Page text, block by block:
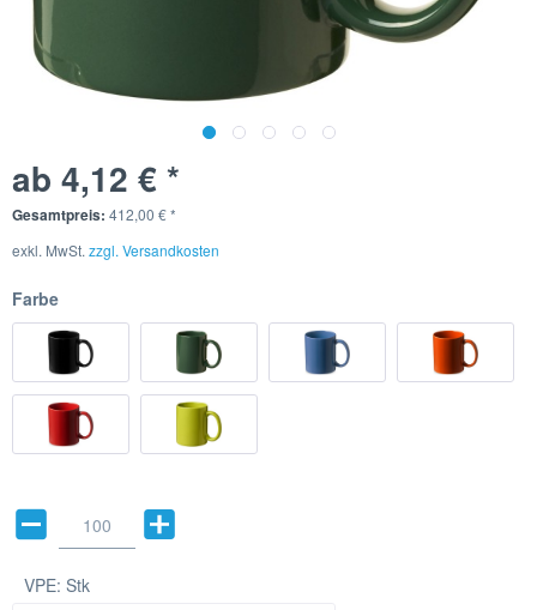
ab 4,12 € *
Gesamtpreis: 412,00 €*
exkl. MwSt. zzgl. Versandkosten
Farbe
VPE: Stk